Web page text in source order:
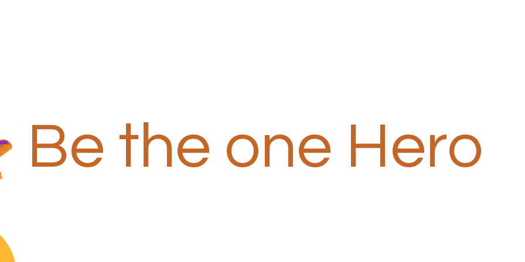
Be the one Hero